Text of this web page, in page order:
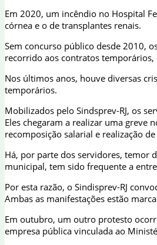
Em 2020, um incêndio no Hospital
córnea e o de transplantes renais.
Sem concurso público desde 2010,
recorrido aos contratos
Nos últimos anos, houve diversas
temporários.
Mobilizados pelo Sindsprev-RJ, os
Eles chegaram a realizar uma greve
recomposição salarial e realização
Há, por parte dos servidores, temor
municipal, tem sido frequente a
Por esta razão, o Sindisprev-RJ
Ambas as manifestações estão
Em outubro, um outro protesto
empresa pública vinculada ao